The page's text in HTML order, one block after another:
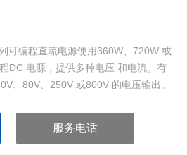
可编程直流电源使用360W、720W 或
DC 电源，提供多种电压 和电流。有
、80V、250V 或800V 的电压输出。
服务电话